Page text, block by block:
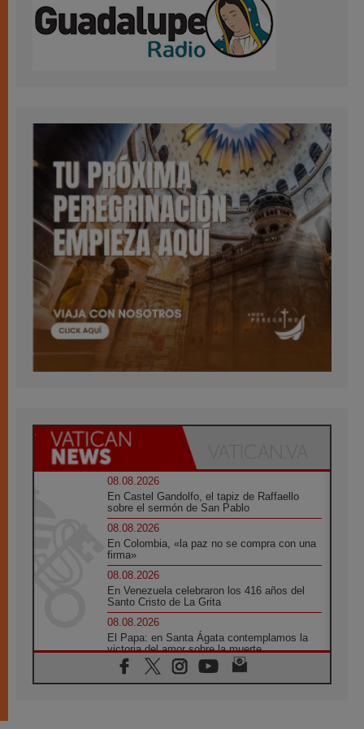
08.08.2026
En Castel Gandolfo, el tapiz de Raffaello
sobre el sermón de San Pablo
08.08.2026
En Colombia, «la paz no se compra con una
firma»
08.08.2026
En Venezuela celebraron los 416 años del
Santo Cristo de La Grita
08.08.2026
El Papa: en Santa Ágata contemplamos la
victoria del amor sobre la muerte
08.08.2026
León XIV visitará el Santuario de la Madre